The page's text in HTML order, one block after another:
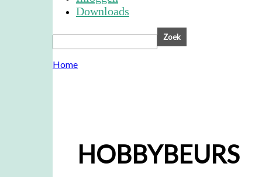
Downloads
Home
HOBBYBEURS